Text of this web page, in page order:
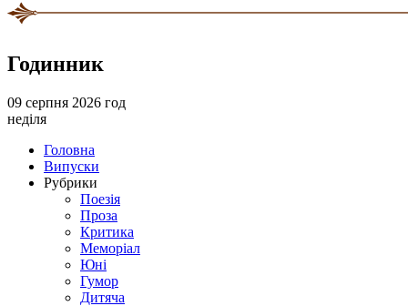
Годинник
09 серпня 2026 год
неділя
Головна
Випуски
Рубрики
Поезія
Проза
Критика
Меморіал
Юні
Гумор
Дитяча